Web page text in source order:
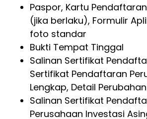
Paspor, Kartu
(jika berlaku), Formulir
foto standar
Bukti Tempat Tinggal
Salinan Sertifikat
Sertifikat Pendaftaran
Lengkap, Detail
Salinan Sertifikat
Perusahaan Investasi